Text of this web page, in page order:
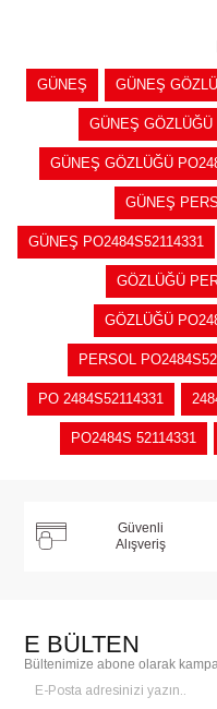
GÜNEŞ GÜNEŞ
GÜNEŞ GÖZLÜĞÜ
GÜNEŞ GÖZLÜĞÜ
GÜNEŞ
GÜNEŞ PO2484S52114331
GÖZLÜĞÜ
GÖZLÜĞÜ
PERSOL
PO 2484S52114331
PO2484S 52114331
Güvenli
Alışveriş
E BÜLTEN
Bültenimize abone olarak